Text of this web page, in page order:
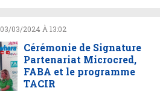
03/03/2024 À 13:02
Cérémonie de Signature
Partenariat Microcred,
FABA et le programme
TACIR